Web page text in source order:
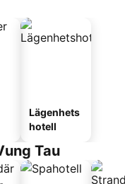
Lägenhets
hotell
Tau